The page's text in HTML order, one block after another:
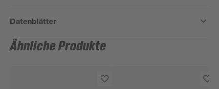
Datenblätter
Ähnliche Produkte